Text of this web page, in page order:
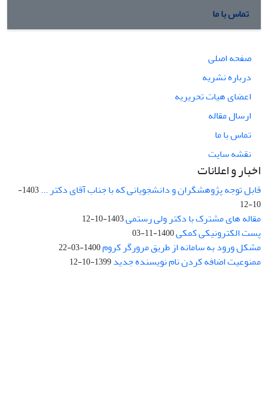
تماس با ما
صفحه اصلی
درباره نشریه
اعضای هیات تحریریه
ارسال مقاله
تماس با ما
نقشه سایت
اخبار و اعلانات
قابل توجه پژوهشگران و دانشجویانی که با جناب آقای دکتر ...
1403-
10-12
مقاله های مشترک با دکتر ولی رستمی1403-10-12
پست الکترونیکی کمکی1400-11-03
مشکل ورود به سامانه از طریق مرورگر کروم1400-03-22
ممنوعیت اضافه کردن نام نویسنده جدید1399-10-12